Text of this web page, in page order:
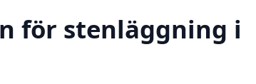
för stenläggning i